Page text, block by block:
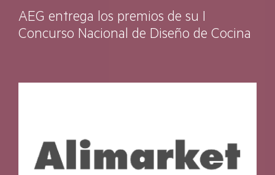
AEG entrega los premios de su I
Concurso Nacional de Diseño de Cocina